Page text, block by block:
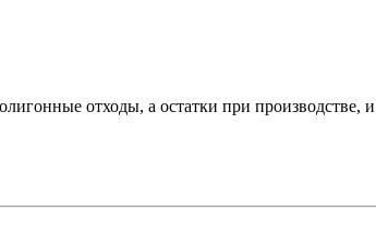
отходы, а остатки при